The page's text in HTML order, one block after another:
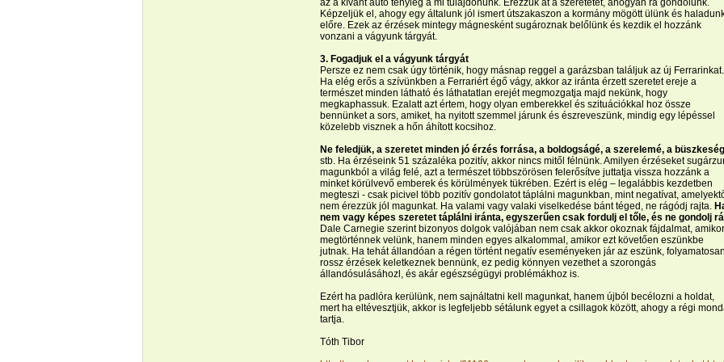
az a kívánt autó tényleg a mi tulajdonunk. Érezzük át a szeretetet, ahogyan rá gondolunk.
Képzeljük el, ahogy egy általunk jól ismert útszakaszon a kormány mögött ülünk és
előre. Ezek az érzések mintegy mágnesként sugároznak belőlünk és kezdik el hozzánk
vonzani a vágyunk tárgyát.
3. Fogadjuk el a vágyunk tárgyát
Persze ez nem csak úgy történik, hogy másnap reggel a garázsban találjuk az új Ferrarinkat.
Ha elég erős a szívünkben a Ferrariért égő vágy, akkor az iránta érzett szeretet ereje a
természet minden látható és láthatatlan erejét megmozgatja majd nekünk, hogy
megkaphassuk. Ezalatt azt értem, hogy olyan emberekkel és szituációkkal hoz össze
bennünket a sors, amiket, ha nyitott szemmel járunk és észreveszünk, mindig egy lépéssel
közelebb visznek a hőn áhított kocsihoz.
Ne feledjük, a szeretet minden jó érzés forrása, a boldogságé, a szerelemé, a
stb. Ha érzéseink 51 százaléka pozitív, akkor nincs mitől félnünk. Amilyen érzéseket
magunkból a világ felé, azt a természet többszörösen felerősítve juttatja vissza hozzánk a
minket körülvevő emberek és körülmények tükrében. Ezért is elég – legalábbis kezdetben
megteszi - csak picivel több pozitív gondolatot táplálni magunkban, mint negatívat,
nem érezzük jól magunkat. Ha valami vagy valaki viselkedése bánt téged, ne rágódj rajta.
nem vagy képes szeretet táplálni iránta, egyszerűen csak fordulj el tőle, és ne gondolj
Dale Carnegie szerint bizonyos dolgok valójában nem csak akkor okoznak fájdalmat, amikor
megtörténnek velünk, hanem minden egyes alkalommal, amikor ezt követően eszünkbe
jutnak. Ha tehát állandóan a régen történt negatív eseményeken jár az eszünk, folyamatosan
rossz érzések keletkeznek bennünk, ez pedig könnyen vezethet a szorongás
állandósulásáhozl, és akár egészségügyi problémákhoz is.
Ezért ha padlóra kerülünk, nem sajnáltatni kell magunkat, hanem újból becélozni a holdat,
mert ha eltévesztjük, akkor is legfeljebb sétálunk egyet a csillagok között, ahogy a régi
tartja.
Tóth Tibor